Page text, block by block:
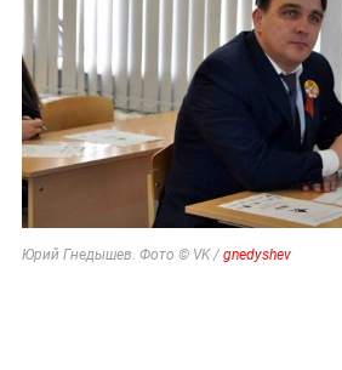
Юрий Гнедышев. Фото © VK / gnedyshev